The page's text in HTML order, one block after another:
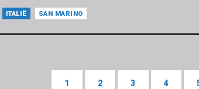
ITALIË SAN MARINO
1 2 3 4